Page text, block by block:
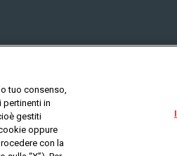
Mappa del sito
tuo consenso,
pertinenti in
gestiti
oppure
con la